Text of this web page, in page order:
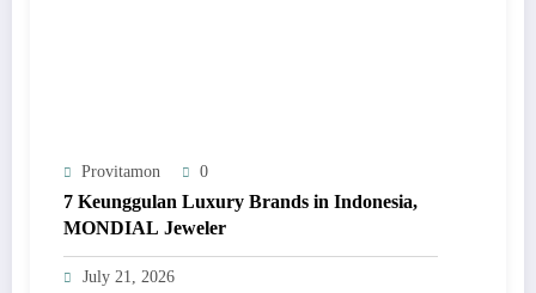
Provitamon 0
7 Keunggulan Luxury Brands in Indonesia,
MONDIAL Jeweler
July 21, 2026